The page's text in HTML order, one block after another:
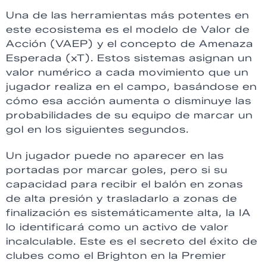
Una de las herramientas más potentes en
este ecosistema es el modelo de Valor de
Acción (VAEP) y el concepto de Amenaza
Esperada (xT). Estos sistemas asignan un
valor numérico a cada movimiento que un
jugador realiza en el campo, basándose en
cómo esa acción aumenta o disminuye las
probabilidades de su equipo de marcar un
gol en los siguientes segundos.
Un jugador puede no aparecer en las
portadas por marcar goles, pero si su
capacidad para recibir el balón en zonas
de alta presión y trasladarlo a zonas de
finalización es sistemáticamente alta, la IA
lo identificará como un activo de valor
incalculable. Este es el secreto del éxito de
clubes como el Brighton en la Premier